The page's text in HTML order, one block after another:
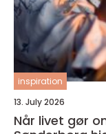
inspiration
13. July 2026
Når livet gør